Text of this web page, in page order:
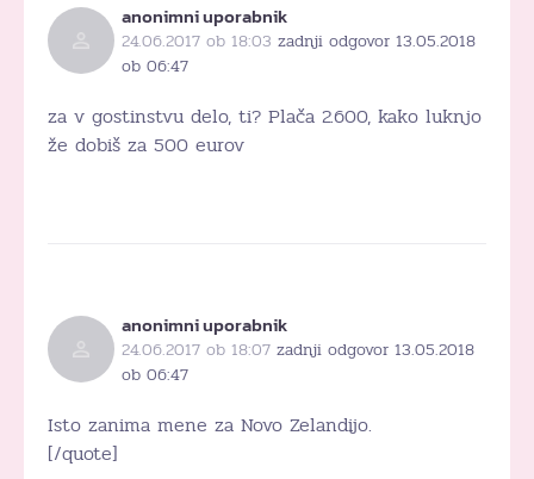
anonimni uporabnik
24.06.2017 ob 18:03 zadnji odgovor 13.05.2018
ob 06:47
za v gostinstvu delo, ti? Plača 2.600, kako luknjo
že dobiš za 500 eurov
anonimni uporabnik
24.06.2017 ob 18:07 zadnji odgovor 13.05.2018
ob 06:47
Isto zanima mene za Novo Zelandijo.
[/quote]